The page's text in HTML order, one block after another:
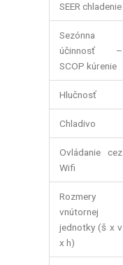
SEER chladenie
Sezónna
účinnosť –
SCOP kúrenie
Hlučnosť
Chladivo
Ovládanie cez
Wifi
Rozmery
vnútornej
jednotky (š x v
x h)